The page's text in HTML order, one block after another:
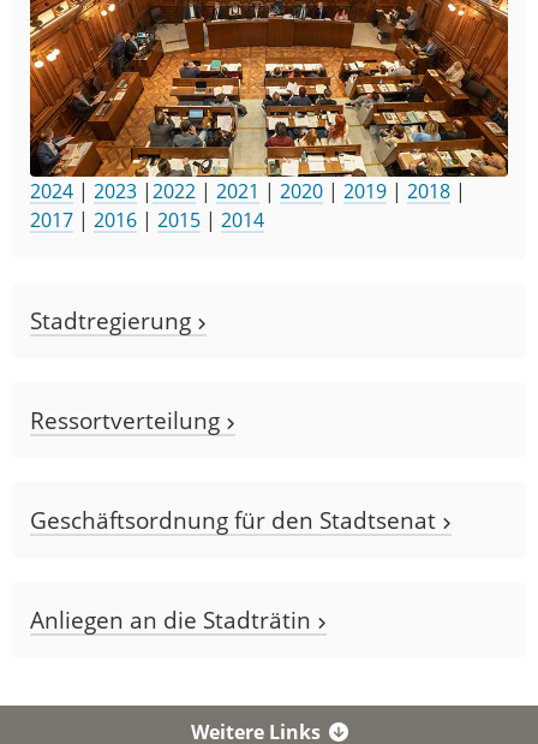
2024 | 2023 |2022 | 2021 | 2020 | 2019 | 2018 |
2017 | 2016 | 2015 | 2014
Stadtregierung
Ressortverteilung
Geschäftsordnung für den Stadtsenat
Anliegen an die Stadträtin
Weitere Links